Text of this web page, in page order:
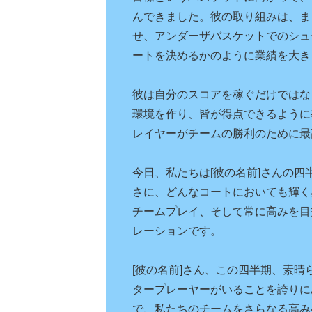
んできました。彼の取り組みは、
せ、アンダーザバスケットでのシ
ートを決めるかのように業績を大
彼は自分のスコアを稼ぐだけでは
環境を作り、皆が得点できるよう
レイヤーがチームの勝利のために
今日、私たちは[彼の名前]さんの四
さに、どんなコートにおいても輝
チームプレイ、そして常に高みを
レーションです。
[彼の名前]さん、この四半期、素
タープレーヤーがいることを誇り
で、私たちのチームをさらなる高